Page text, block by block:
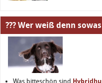
??? Wer weiß denn sowas
Was bitteschön sind